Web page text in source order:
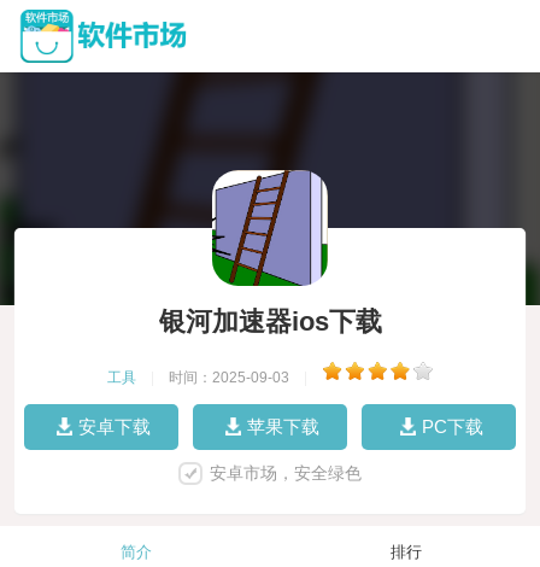
银河加速器ios下载
工具 时间：2025-09-03
安卓下载 苹果下载 PC下载
安卓市场，安全绿色
简介 排行